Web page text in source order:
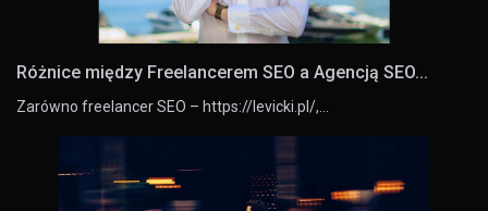
Różnice między Freelancerem SEO a Agencją SEO...
Zarówno freelancer SEO – https://levicki.pl/,…